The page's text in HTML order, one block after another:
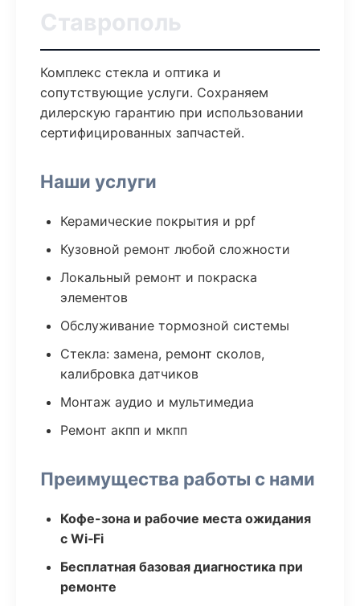
Ставрополь
Комплекс стекла и оптика и
сопутствующие услуги. Сохраняем
дилерскую гарантию при использовании
сертифицированных запчастей.
Наши услуги
Керамические покрытия и ppf
Кузовной ремонт любой сложности
Локальный ремонт и покраска
элементов
Обслуживание тормозной системы
Стекла: замена, ремонт сколов,
калибровка датчиков
Монтаж аудио и мультимедиа
Ремонт акпп и мкпп
Преимущества работы с нами
Кофе-зона и рабочие места ожидания
с Wi‑Fi
Бесплатная базовая диагностика при
ремонте